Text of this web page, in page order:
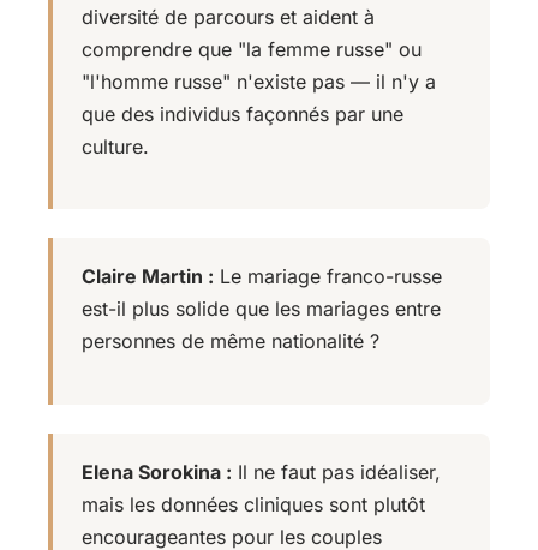
diversité de parcours et aident à
comprendre que "la femme russe" ou
"l'homme russe" n'existe pas — il n'y a
que des individus façonnés par une
culture.
Claire Martin : Le mariage franco-russe
est-il plus solide que les mariages entre
personnes de même nationalité ?
Elena Sorokina : Il ne faut pas idéaliser,
mais les données cliniques sont plutôt
encourageantes pour les couples